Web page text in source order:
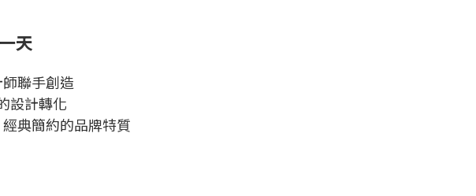
天
聯手創造
設計轉化
典簡約的品牌特質